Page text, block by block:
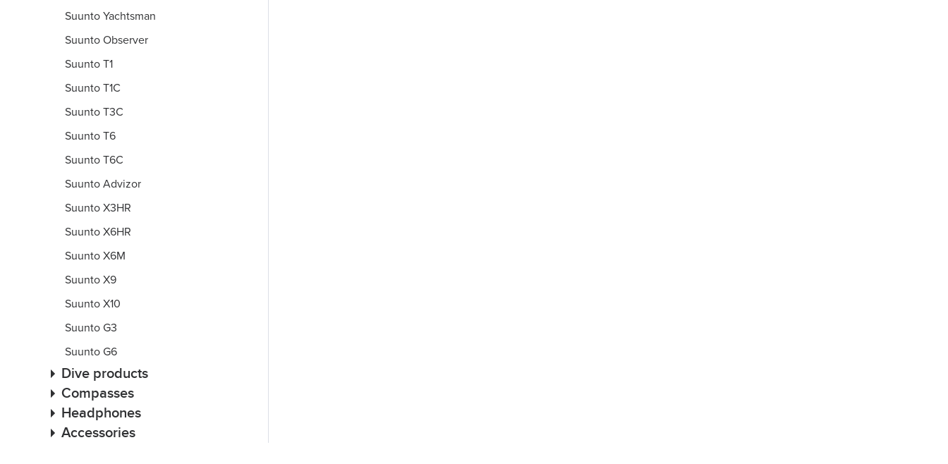
Suunto Yachtsman
Suunto Observer
Suunto T1
Suunto T1C
Suunto T3C
Suunto T6
Suunto T6C
Suunto Advizor
Suunto X3HR
Suunto X6HR
Suunto X6M
Suunto X9
Suunto X10
Suunto G3
Suunto G6
Dive products
Compasses
Headphones
Accessories